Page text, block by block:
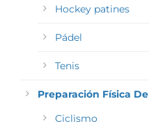
Hockey patines
Pádel
Tenis
Preparación Física
Ciclismo